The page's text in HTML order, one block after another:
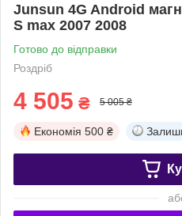
Junsun 4G Android
S max 2007 2008
Готово до відправки
Роздріб
4 505 ₴ 5 005 ₴
Економія 500 ₴